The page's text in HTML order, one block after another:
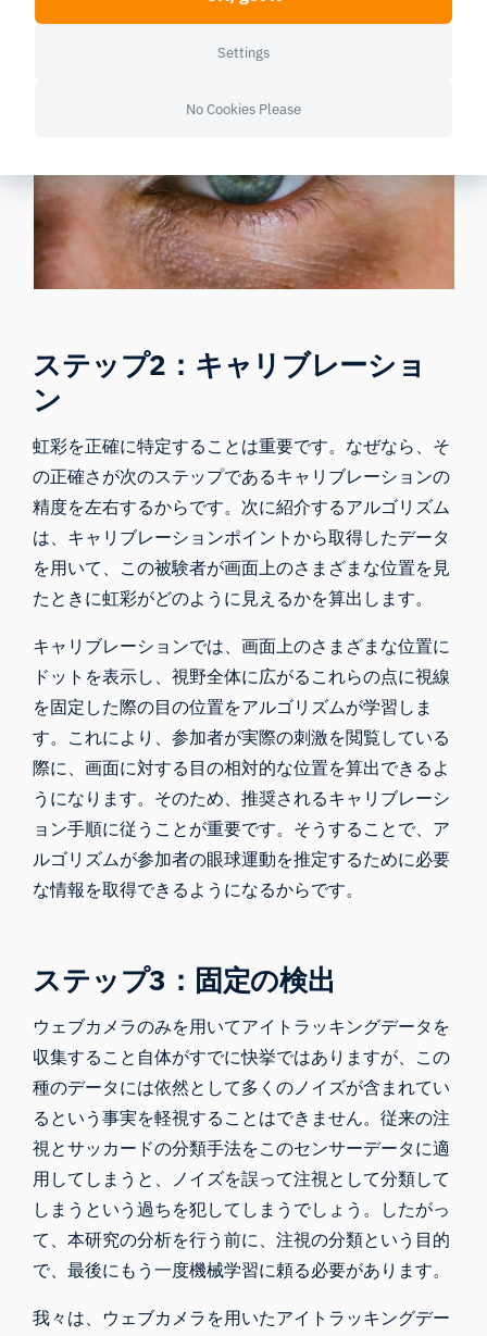
特定することはなおさら難しいでしょう。
ステップ2：キャリブレーショ
ン
虹彩を正確に特定することは重要です。なぜなら、そ
の正確さが次のステップであるキャリブレーションの
精度を左右するからです。次に紹介するアルゴリズム
は、キャリブレーションポイントから取得したデータ
を用いて、この被験者が画面上のさまざまな位置を見
たときに虹彩がどのように見えるかを算出します。
キャリブレーションでは、画面上のさまざまな位置に
ドットを表示し、視野全体に広がるこれらの点に視線
を固定した際の目の位置をアルゴリズムが学習しま
す。これにより、参加者が実際の刺激を閲覧している
際に、画面に対する目の相対的な位置を算出できるよ
うになります。そのため、推奨されるキャリブレーシ
ョン手順に従うことが重要です。そうすることで、ア
ルゴリズムが参加者の眼球運動を推定するために必要
な情報を取得できるようになるからです。
ステップ3：固定の検出
ウェブカメラのみを用いてアイトラッキングデータを
収集すること自体がすでに快挙ではありますが、この
種のデータには依然として多くのノイズが含まれてい
るという事実を軽視することはできません。従来の注
視とサッカードの分類手法をこのセンサーデータに適
用してしまうと、ノイズを誤って注視として分類して
しまうという過ちを犯してしまうでしょう。したがっ
て、本研究の分析を行う前に、注視の分類という目的
で、最後にもう一度機械学習に頼る必要があります。
我々は、ウェブカメラを用いたアイトラッキングデー
Settings
No Cookies Please